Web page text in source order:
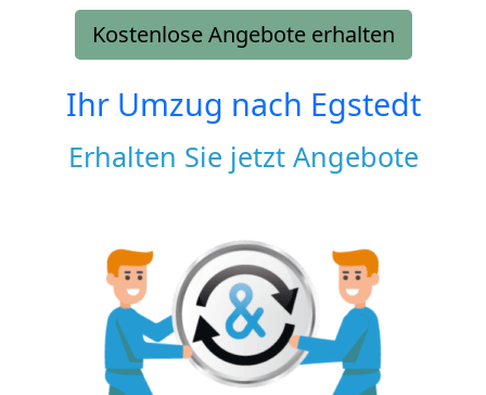
Kostenlose Angebote erhalten
Ihr Umzug nach Egstedt
Erhalten Sie jetzt Angebote